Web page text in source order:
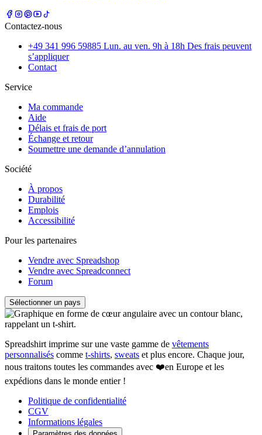
Contactez-nous
+49 341 996 59885 Lun. au ven. 9h à 18h Des frais peuvent
s’appliquer
Contact
Service
Ma commande
Aide
Délais et frais de port
Échange et retour
Soumettre une demande d’annulation
Société
À propos
Durabilité
Emplois
Accessibilité
Pour les partenaires
Vendre avec Spreadshop
Vendre avec Spreadconnect
Forum
Sélectionner un pays
Spreadshirt imprime sur une vaste gamme de vêtements
personnalisés comme t-shirts, sweats et plus encore. Chaque jour,
nous traitons toutes les commandes avec ❤️en Europe et les
expédions dans le monde entier !
Politique de confidentialité
CGV
Informations légales